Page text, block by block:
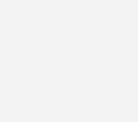
Leckage­raten auf, als